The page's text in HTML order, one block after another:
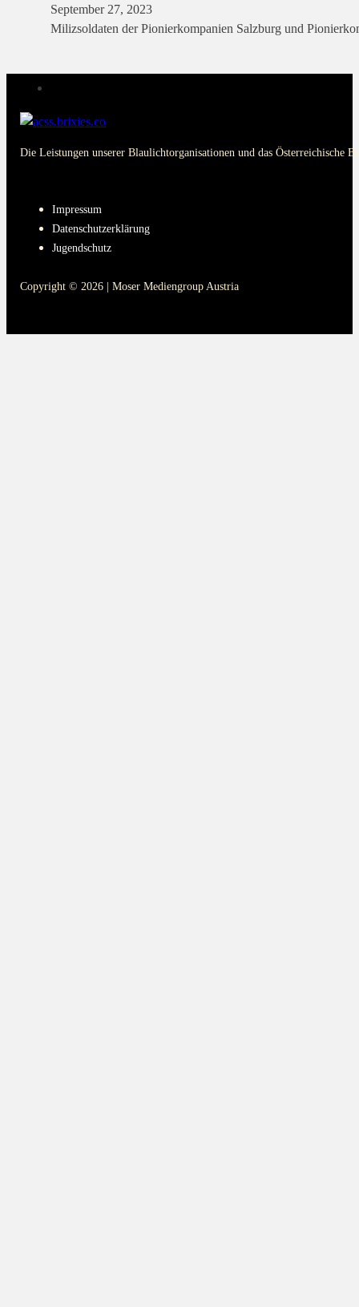
September 27, 2023
Milizsoldaten der Pionierkompanien Salzburg und
Die Leistungen unserer Blaulichtorganisationen und das Österreichische
Impressum
Datenschutzerklärung
Jugendschutz
Copyright © 2026 | Moser Mediengroup Austria